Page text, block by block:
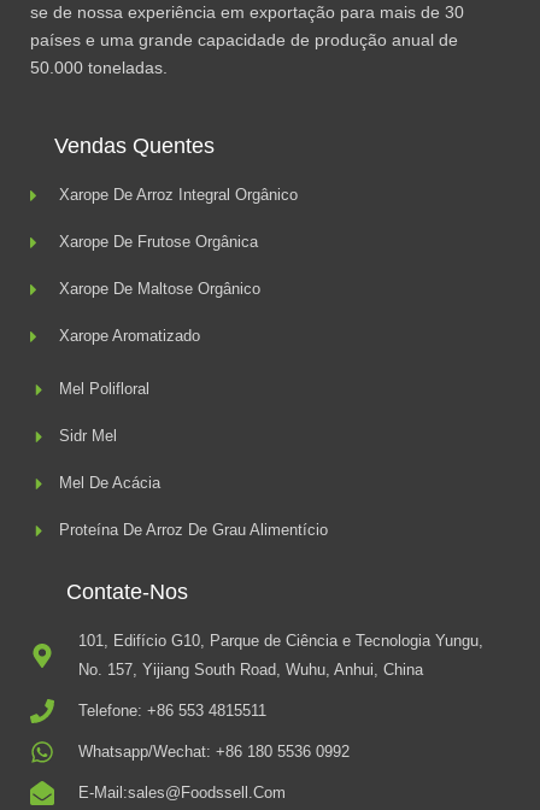
se de nossa experiência em exportação para mais de 30
países e uma grande capacidade de produção anual de
50.000 toneladas.
Vendas Quentes
Xarope De Arroz Integral Orgânico
Xarope De Frutose Orgânica
Xarope De Maltose Orgânico
Xarope Aromatizado
Mel Polifloral
Sidr Mel
Mel De Acácia
Proteína De Arroz De Grau Alimentício
Contate-Nos
101, Edifício G10, Parque de Ciência e Tecnologia Yungu,
No. 157, Yijiang South Road, Wuhu, Anhui, China
Telefone: +86 553 4815511
Whatsapp/Wechat: +86 180 5536 0992
E-Mail:sales@foodssell.com